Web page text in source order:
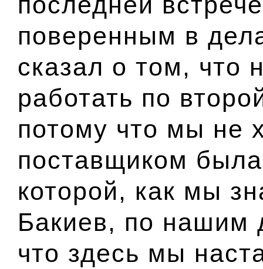
поверенным в
сказал о том, что
работать по
потому что мы не
поставщиком
которой, как мы
Бакиев, по нашим
что здесь мы